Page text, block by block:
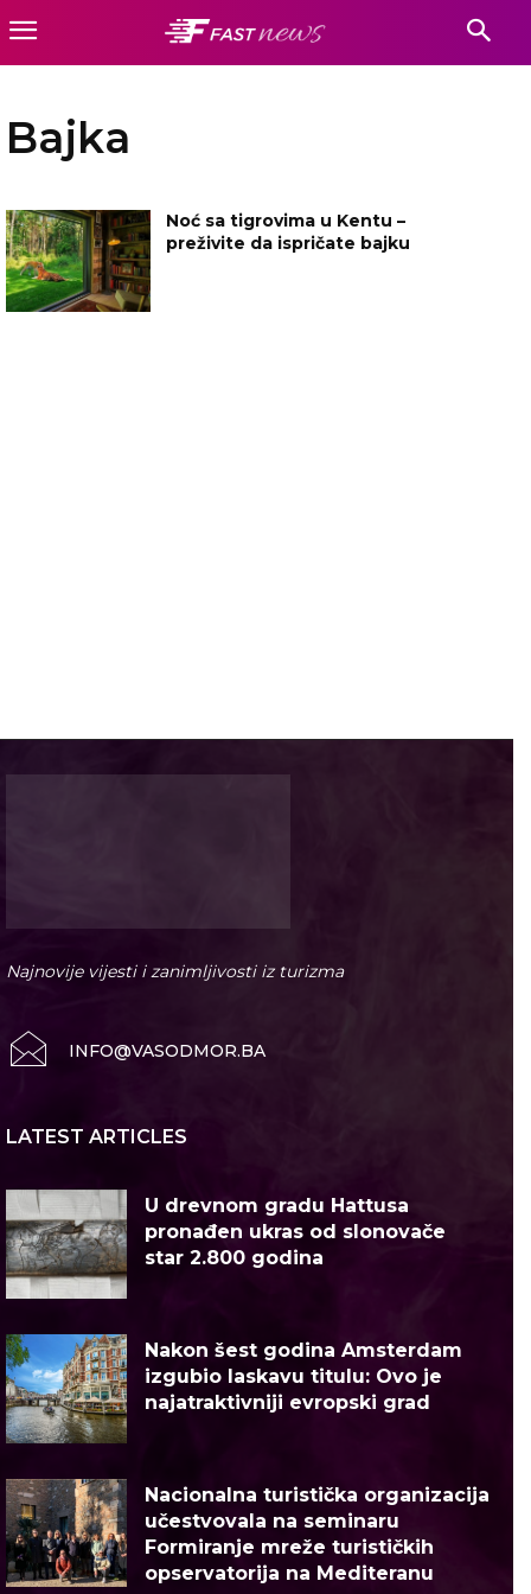
Bajka
Noć sa tigrovima u Kentu –
preživite da ispričate bajku
Najnovije vijesti i zanimljivosti iz turizma
INFO@VASODMOR.BA
LATEST ARTICLES
U drevnom gradu Hattusa
pronađen ukras od slonovače
star 2.800 godina
Nakon šest godina Amsterdam
izgubio laskavu titulu: Ovo je
najatraktivniji evropski grad
Nacionalna turistička organizacija
učestvovala na seminaru
Formiranje mreže turističkih
opservatorija na Mediteranu